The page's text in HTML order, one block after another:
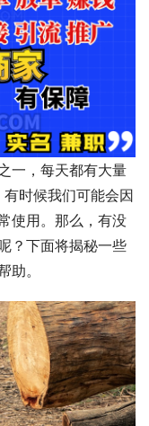
一，每天都有大量
时候我们可能会因
使用。那么，有没
？下面将揭秘一些
助。